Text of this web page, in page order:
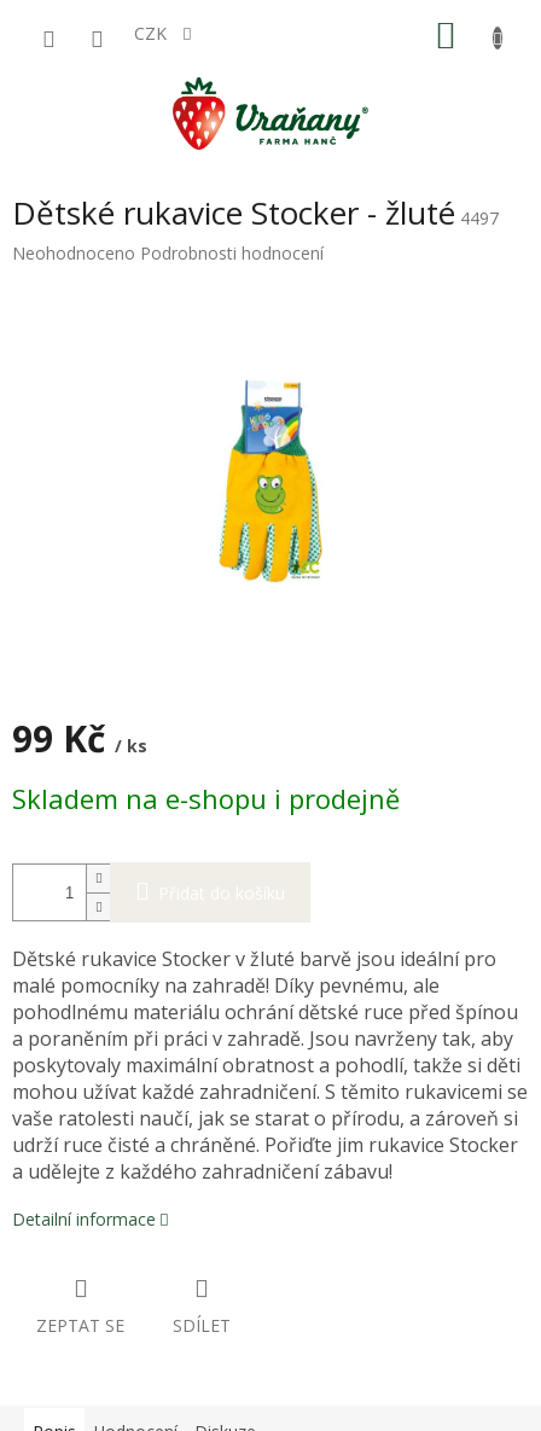
CZK
Dětské rukavice Stocker - žluté 4497
Průměrné
Neohodnoceno Podrobnosti hodnocení
99 Kč / ks
cena:
Skladem na e-shopu i prodejně
Přidat do košíku
Dětské rukavice Stocker v žluté barvě jsou ideální pro
malé pomocníky na zahradě! Díky pevnému, ale
pohodlnému materiálu ochrání dětské ruce před špínou
a poraněním při práci v zahradě. Jsou navrženy tak, aby
poskytovaly maximální obratnost a pohodlí, takže si děti
mohou užívat každé zahradničení. S těmito rukavicemi se
vaše ratolesti naučí, jak se starat o přírodu, a zároveň si
udrží ruce čisté a chráněné. Pořiďte jim rukavice Stocker
a udělejte z každého zahradničení zábavu!
Detailní informace
ZEPTAT SE SDÍLET